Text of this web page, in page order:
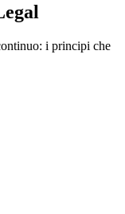
i principi che